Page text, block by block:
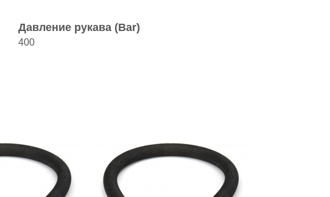
Давление рукава (Bar)
400